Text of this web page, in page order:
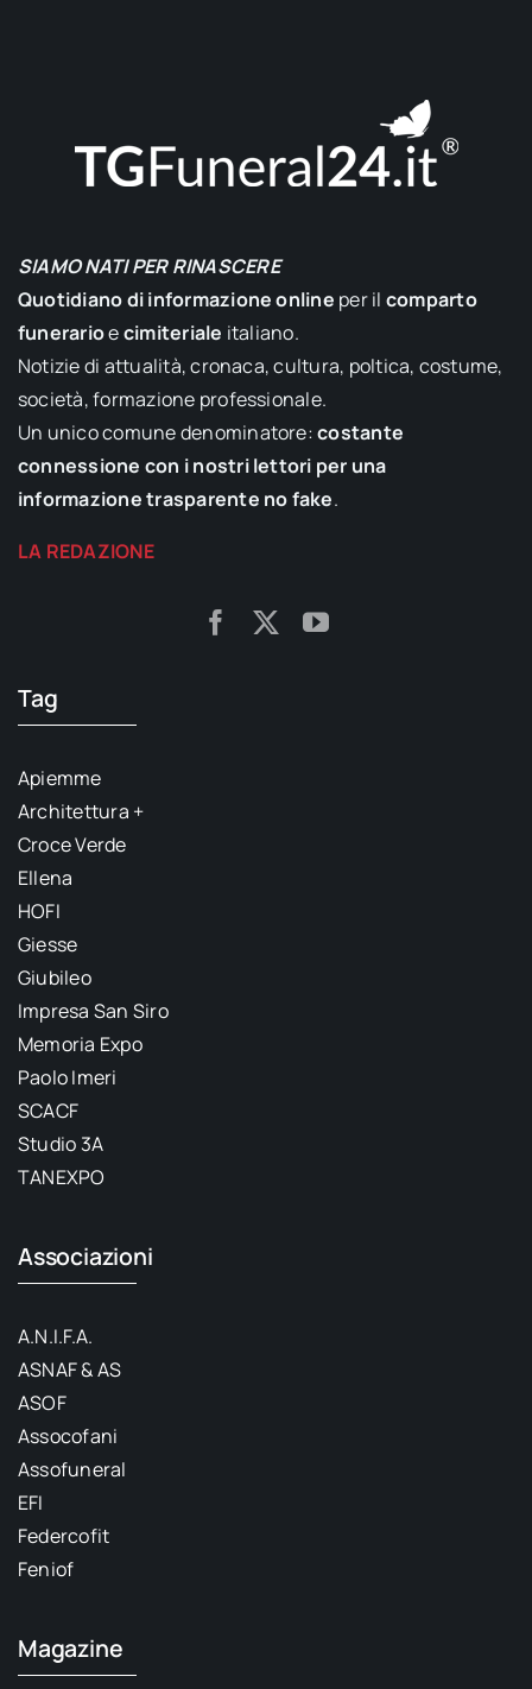
SIAMO NATI PER RINASCERE
Quotidiano di informazione online per il comparto
funerarioecimiteriale italiano.
Notizie di attualità, cronaca, cultura, poltica, costume,
società, formazione professionale.
Un unico comune denominatore:costante
connessione con i nostri lettori per una
informazione trasparente no fake.
LA REDAZIONE
Tag
Apiemme
Architettura +
Croce Verde
Ellena
HOFI
Giesse
Giubileo
Impresa San Siro
Memoria Expo
Paolo Imeri
SCACF
Studio 3A
TANEXPO
Associazioni
A.N.I.F.A.
ASNAF & AS
ASOF
Assocofani
Assofuneral
EFI
Federcofit
Feniof
Magazine